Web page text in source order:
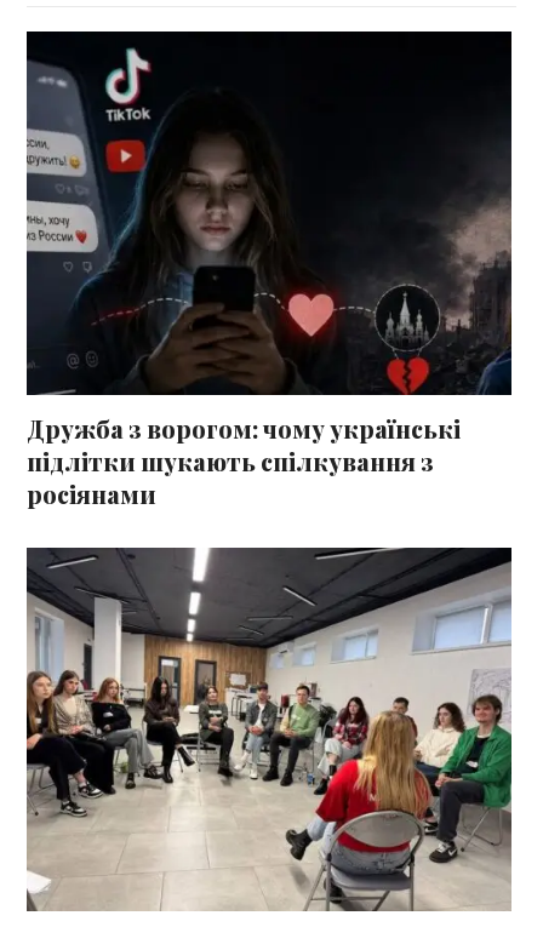
Дружба з ворогом: чому українські
підлітки шукають спілкування з
росіянами